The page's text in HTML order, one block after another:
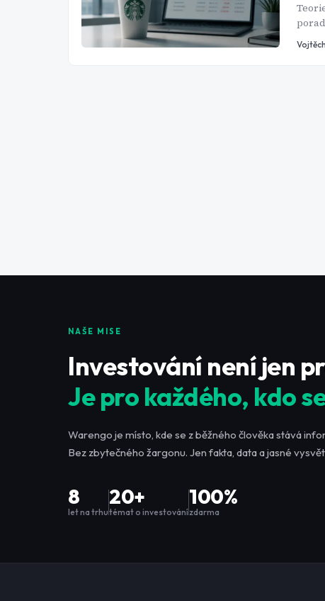
v
NAŠE MISE
Investování není jen
Je pro každého, kdo
Warengo je místo, kde se z běžného člověka stává
Bez zbytečného žargonu. Jen fakta, data a jasné
8
let na trhu
20+
témat o investování
100%
zdarma